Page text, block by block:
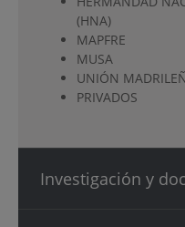
(HNA)
MAPFRE
MUSA
UNIÓN
PRIVADOS
Investigación y